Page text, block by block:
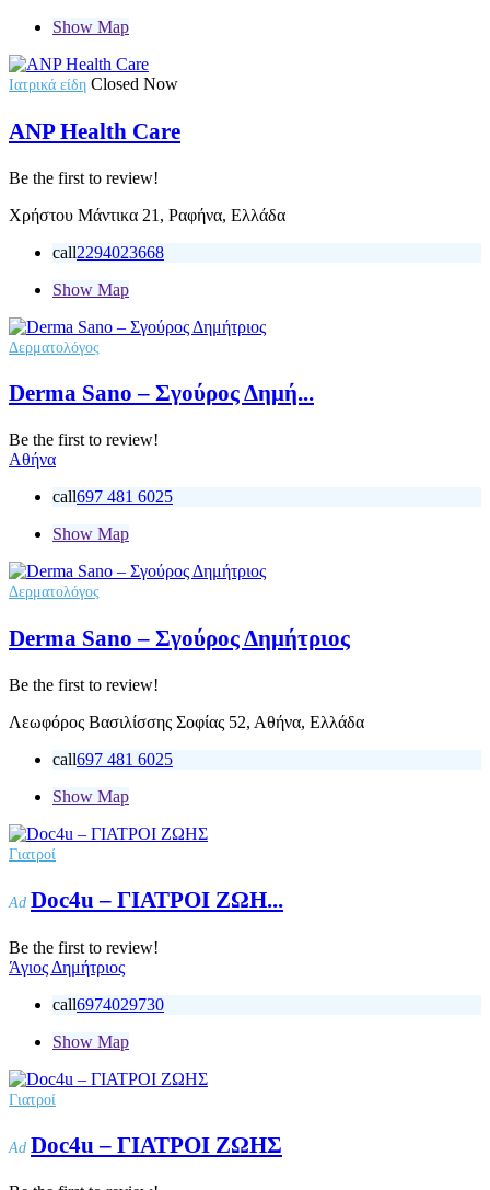
Show Map
Ιατρικά είδη Closed Now
ANP Health Care
Be the first to review!
Χρήστου Μάντικα 21, Ραφήνα, Ελλάδα
call2294023668
Show Map
Δερματολόγος
Derma Sano – Σγούρος Δημή...
Be the first to review!
Αθήνα
call697 481 6025
Show Map
Δερματολόγος
Derma Sano – Σγούρος Δημήτριος
Be the first to review!
Λεωφόρος Βασιλίσσης Σοφίας 52, Αθήνα, Ελλάδα
call697 481 6025
Show Map
Γιατροί
Ad Doc4u – ΓΙΑΤΡΟΙ ΖΩΗ...
Be the first to review!
Άγιος Δημήτριος
call6974029730
Show Map
Γιατροί
Ad Doc4u – ΓΙΑΤΡΟΙ ΖΩΗΣ